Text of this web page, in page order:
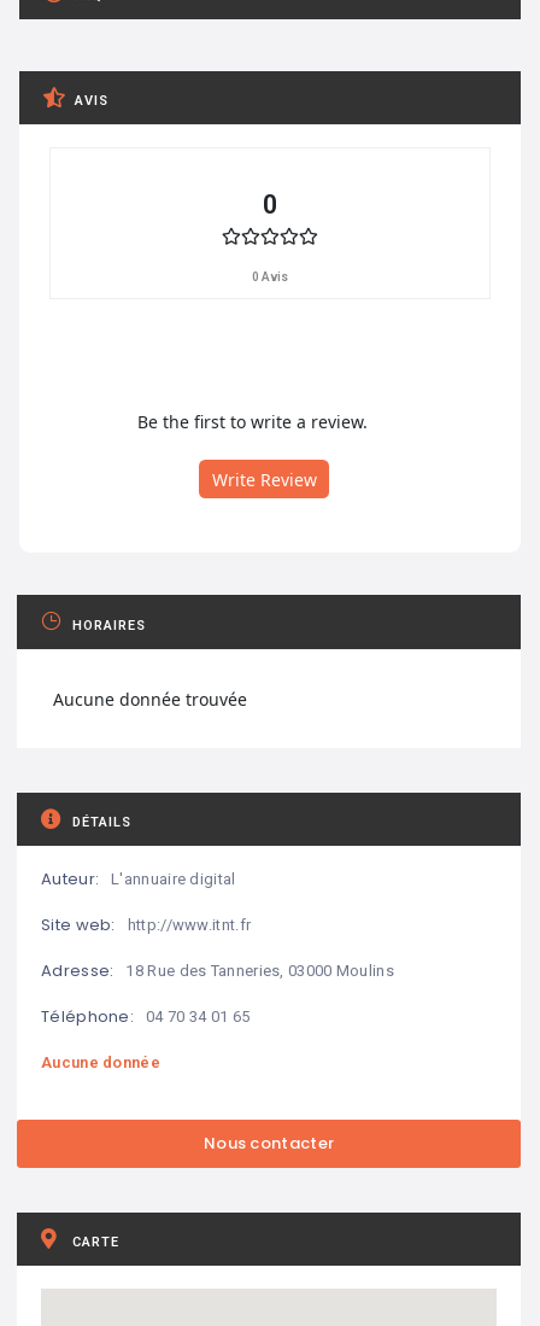
AVIS
0
0 Avis
Be the first to write a review.
Write Review
HORAIRES
Aucune donnée trouvée
DÉTAILS
Auteur: L'annuaire digital
Site web: http://www.itnt.fr
Adresse: 18 Rue des Tanneries, 03000 Moulins
Téléphone: 04 70 34 01 65
Aucune donnée
CARTE